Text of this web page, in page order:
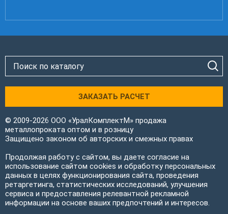
ЗАКАЗАТЬ РАСЧЕТ
© 2009-2026 ООО «УралКомплектМ» продажа
металлопроката оптом и в розницу
Защищено законом об авторских и смежных правах
Продолжая работу с сайтом, вы даете согласие на
использование сайтом cookies и обработку персональных
данных в целях функционирования сайта, проведения
ретаргетинга, статистических исследований, улучшения
сервиса и предоставления релевантной рекламной
информации на основе ваших предпочтений и интересов.